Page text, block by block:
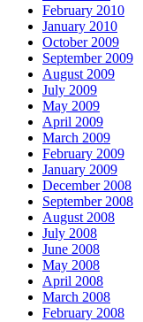
February 2010
January 2010
October 2009
September 2009
August 2009
July 2009
May 2009
April 2009
March 2009
February 2009
January 2009
December 2008
September 2008
August 2008
July 2008
June 2008
May 2008
April 2008
March 2008
February 2008